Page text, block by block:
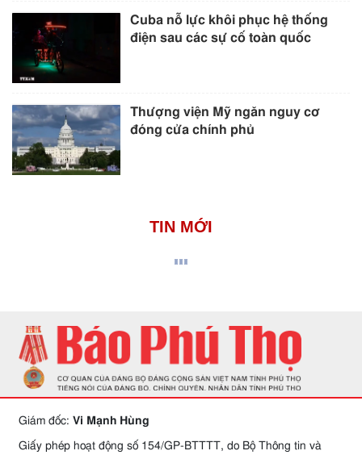
Cuba nỗ lực khôi phục hệ thống
điện sau các sự cố toàn quốc
Thượng viện Mỹ ngăn nguy cơ
đóng cửa chính phủ
TIN MỚI
Giám đốc: Vi Mạnh Hùng
Giấy phép hoạt động số 154/GP-BTTTT, do Bộ Thông tin và